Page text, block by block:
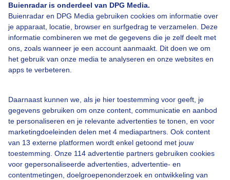
Buienradar is onderdeel van DPG Media.
Buienradar en DPG Media gebruiken cookies om informatie over
je apparaat, locatie, browser en surfgedrag te verzamelen. Deze
informatie combineren we met de gegevens die je zelf deelt met
ons, zoals wanneer je een account aanmaakt. Dit doen we om
het gebruik van onze media te analyseren en onze websites en
apps te verbeteren.
Daarnaast kunnen we, als je hier toestemming voor geeft, je
gegevens gebruiken om onze content, communicatie en aanbod
te personaliseren en je relevante advertenties te tonen, en voor
marketingdoeleinden delen met 4 mediapartners. Ook content
van 13 externe platformen wordt enkel getoond met jouw
toestemming. Onze 114 advertentie partners gebruiken cookies
voor gepersonaliseerde advertenties, advertentie- en
contentmetingen, doelgroepenonderzoek en ontwikkeling van
Bekijk slideshow
Een moment geduld aub...